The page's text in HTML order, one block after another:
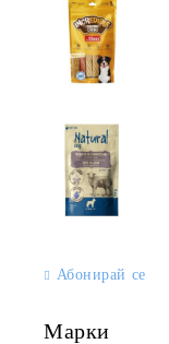
Абонирай се
Марки